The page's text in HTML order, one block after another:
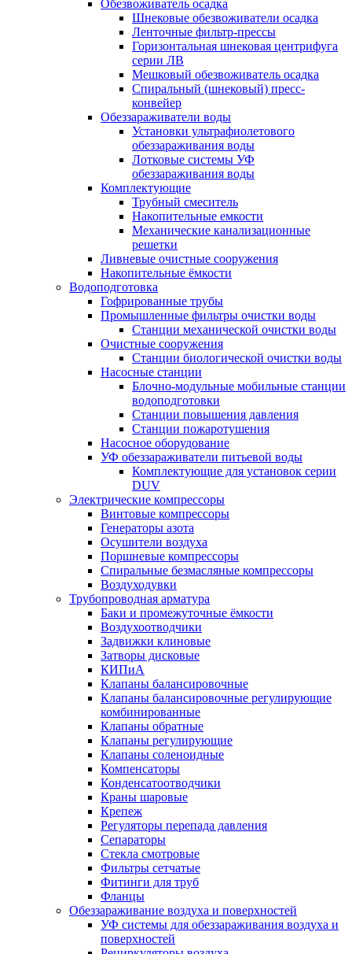
Обезвоживатель осадка
Шнековые обезвоживатели осадка
Ленточные фильтр-прессы
Горизонтальная шнековая центрифуга
серии ЛВ
Мешковый обезвоживатель осадка
Спиральный (шнековый) пресс-
конвейер
Обеззараживатели воды
Установки ультрафиолетового
обеззараживания воды
Лотковые системы УФ
обеззараживания воды
Комплектующие
Трубный смеситель
Накопительные емкости
Механические канализационные
решетки
Ливневые очистные сооружения
Накопительные ёмкости
Водоподготовка
Гофрированные трубы
Промышленные фильтры очистки воды
Станции механической очистки воды
Очистные сооружения
Станции биологической очистки воды
Насосные станции
Блочно-модульные мобильные станции
водоподготовки
Станции повышения давления
Станции пожаротушения
Насосное оборудование
УФ обеззараживатели питьевой воды
Комплектующие для установок серии
DUV
Электрические компрессоры
Винтовые компрессоры
Генераторы азота
Осушители воздуха
Поршневые компрессоры
Спиральные безмасляные компрессоры
Воздуходувки
Трубопроводная арматура
Баки и промежуточные ёмкости
Воздухоотводчики
Задвижки клиновые
Затворы дисковые
КИПиА
Клапаны балансировочные
Клапаны балансировочные регулирующие
комбинированные
Клапаны обратные
Клапаны регулирующие
Клапаны соленоидные
Компенсаторы
Конденсатоотводчики
Краны шаровые
Крепеж
Регуляторы перепада давления
Сепараторы
Стекла смотровые
Фильтры сетчатые
Фитинги для труб
Фланцы
Обеззараживание воздуха и поверхностей
УФ системы для обеззараживания воздуха и
поверхностей